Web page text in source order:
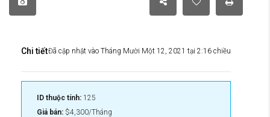
Chi tiếtĐã cập nhật vào Tháng Mười Một 12, 2021 tại 2:16 chiều
ID thuộc tính: 125
Giá bán: $4,300/Tháng